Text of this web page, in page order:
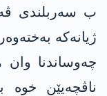
ب سەربلندی
ژیانەکە
چەوساندنا
ناڤچەیێن خوە